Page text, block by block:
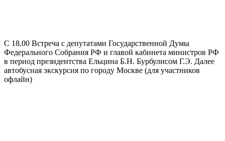
С 18.00 Встреча с депутатами Государственной Думы
Федерального Собрания РФ и главой кабинета министров РФ
в период президентства Ельцина Б.Н. Бурбулисом Г.Э. Далее
автобусная экскурсия по городу Москве (для участников
офлайн)